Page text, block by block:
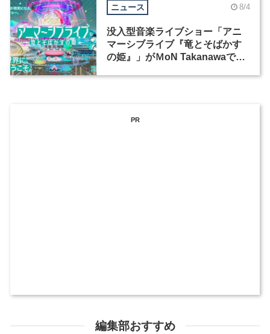
ニュース 8/4
没入型音楽ライブショー「アニ
マーシブライブ『竜とそばかす
の姫』」がＭoN Takanawaで開
PR
編集部おすすめ